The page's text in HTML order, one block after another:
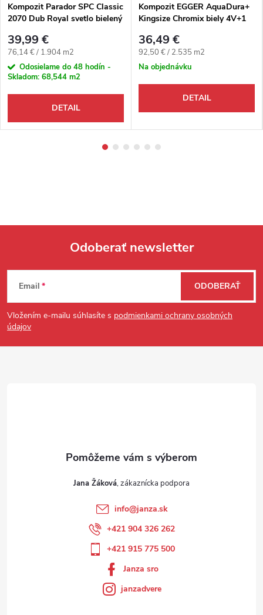
Kompozit Parador SPC Classic
2070 Dub Royal svetlo bielený
39,99 €
Jednotková cena:
76,14 € / 1.904 m2
Odosielame do 48 hodín -
Skladom: 68,544 m2
DETAIL
Kompozit EGGER AquaDura+
Kingsize Chromix biely 4V+1
36,49 €
Jednotková cena:
92,50 € / 2.535 m2
Na objednávku
DETAIL
Zápätie
Odoberať newsletter
Email
Vložením e-mailu súhlasíte s podmienkami ochrany osobných
údajov
ODOBERAŤ
Jana Žáková
info@janza.sk
+421 904 326 262
+421 915 775 500
Janza sro
janzadvere